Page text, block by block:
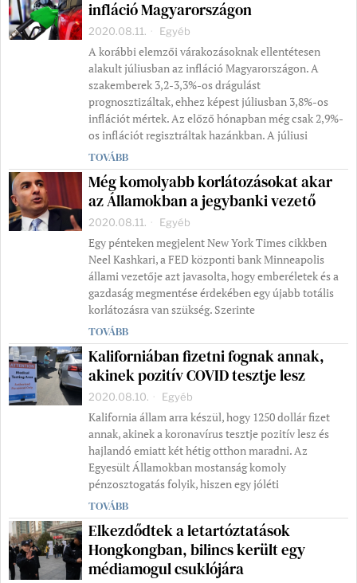
infláció Magyarországon
2020.08.11. Egyéb
A korábbi elemzői várakozásoknak ellentétesen
alakult júliusban az infláció Magyarországon. A
szakemberek 3,2-3,3%-os drágulást
prognosztizáltak, ehhez képest júliusban 3,8%-os
inflációt mértek. Az előző hónapban még csak 2,9%-
os inflációt regisztráltak hazánkban. A júliusi
TOVÁBB
Még komolyabb korlátozásokat akar
az Államokban a jegybanki vezető
2020.08.11. Egyéb
Egy pénteken megjelent New York Times cikkben
Neel Kashkari, a FED központi bank Minneapolis
állami vezetője azt javasolta, hogy emberéletek és a
gazdaság megmentése érdekében egy újabb totális
korlátozásra van szükség. Szerinte
TOVÁBB
Kaliforniában fizetni fognak annak,
akinek pozitív COVID tesztje lesz
2020.08.10. Egyéb
Kalifornia állam arra készül, hogy 1250 dollár fizet
annak, akinek a koronavírus tesztje pozitív lesz és
hajlandó emiatt két hétig otthon maradni. Az
Egyesült Államokban mostanság komoly
pénzosztogatás folyik, hiszen egy jóléti
TOVÁBB
Elkezdődtek a letartóztatások
Hongkongban, bilincs került egy
médiamogul csuklójára